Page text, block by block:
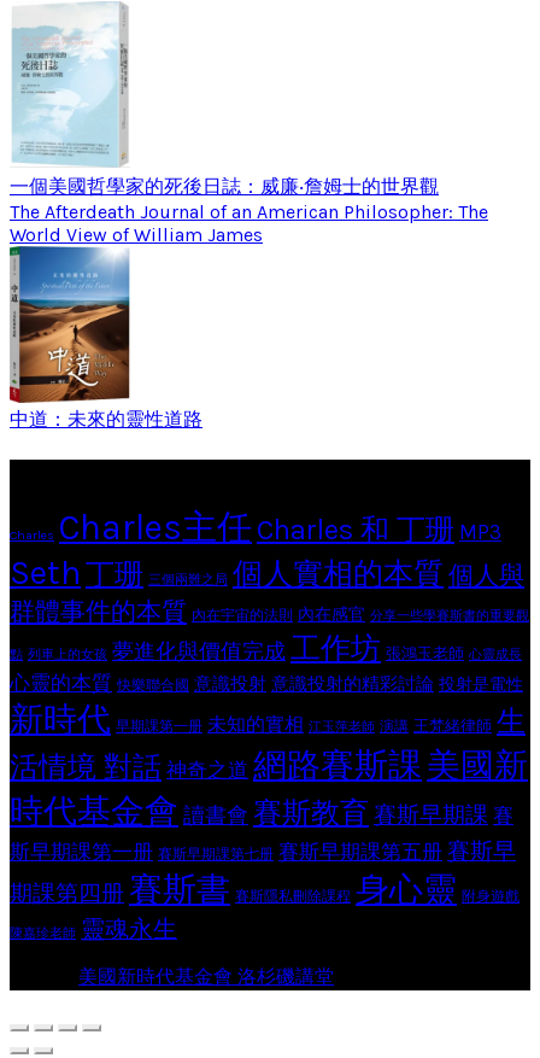
一個美國哲學家的死後日誌：威廉‧詹姆士的世界觀
The Afterdeath Journal of an American Philosopher: The
World View of William James
中道：未來的靈性道路
Charles Charles主任 Charles 和 丁珊 MP3
Seth 丁珊 三個兩難之局 個人實相的本質 個人與
群體事件的本質 內在宇宙的法則 內在感官 分享一些學賽斯書的重要觀
點 列車上的女孩 夢進化與價值完成工作坊 張鴻玉老師 心靈成長
心靈的本質 快樂聯合國 意識投射 意識投射的精彩討論 投射是電性
新時代 早期課第一册 未知的實相 江玉萍老師 演講 王梵緒律師 生
活情境 對話 神奇之道 網路賽斯課美國新
時代基金會 讀書會 賽斯教育 賽斯早期課 賽
斯早期課第一册 賽斯早期課第七册 賽斯早期課第五册 賽斯早
期課第四册 賽斯書 賽斯隱私刪除課程 身心靈 附身遊戲
陳嘉珍老師 靈魂永生
美國新時代基金會 洛杉磯講堂